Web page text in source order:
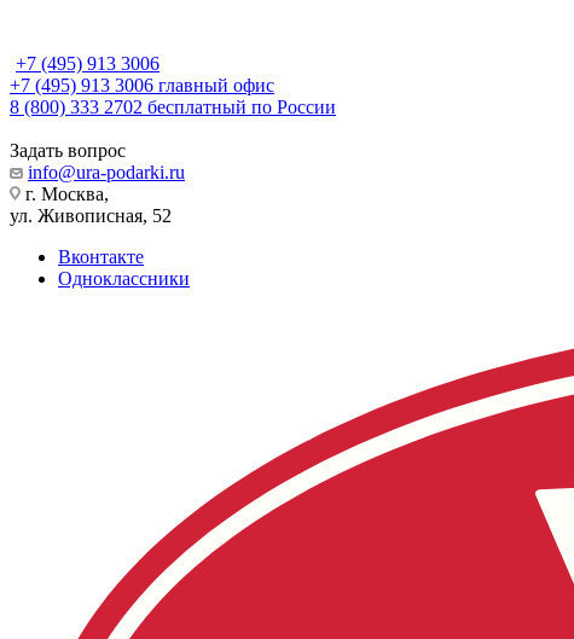
+7 (495) 913 3006
+7 (495) 913 3006 главный офис
8 (800) 333 2702 бесплатный по России
Задать вопрос
info@ura-podarki.ru
г. Москва,
ул. Живописная, 52
Вконтакте
Одноклассники